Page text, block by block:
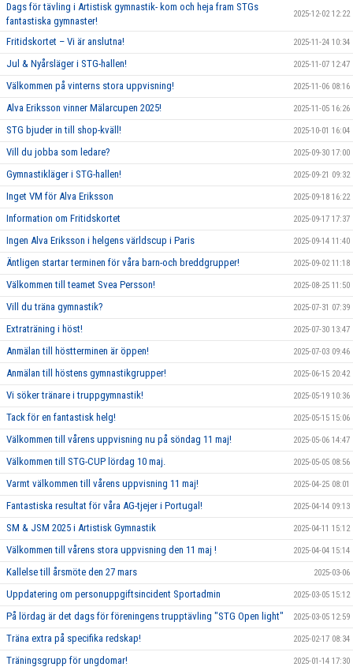
Dags för tävling i Artistisk gymnastik- kom och heja fram STGs
fantastiska gymnaster!
2025-12-02 12:22
Fritidskortet – Vi är anslutna! 2025-11-24 10:34
Jul & Nyårsläger i STG-hallen! 2025-11-07 12:47
Välkommen på vinterns stora uppvisning! 2025-11-06 08:16
Alva Eriksson vinner Mälarcupen 2025! 2025-11-05 16:26
STG bjuder in till shop-kväll! 2025-10-01 16:04
Vill du jobba som ledare? 2025-09-30 17:00
Gymnastikläger i STG-hallen! 2025-09-21 09:32
Inget VM för Alva Eriksson 2025-09-18 16:22
Information om Fritidskortet 2025-09-17 17:37
Ingen Alva Eriksson i helgens världscup i Paris 2025-09-14 11:40
Äntligen startar terminen för våra barn-och breddgrupper! 2025-09-02 11:18
Välkommen till teamet Svea Persson! 2025-08-25 11:50
Vill du träna gymnastik? 2025-07-31 07:39
Extraträning i höst! 2025-07-30 13:47
Anmälan till höstterminen är öppen! 2025-07-03 09:46
Anmälan till höstens gymnastikgrupper! 2025-06-15 20:42
Vi söker tränare i truppgymnastik! 2025-05-19 10:36
Tack för en fantastisk helg! 2025-05-15 15:06
Välkommen till vårens uppvisning nu på söndag 11 maj! 2025-05-06 14:47
Välkommen till STG-CUP lördag 10 maj. 2025-05-05 08:56
Varmt välkommen till vårens uppvisning 11 maj! 2025-04-25 08:01
Fantastiska resultat för våra AG-tjejer i Portugal! 2025-04-14 09:13
SM & JSM 2025 i Artistisk Gymnastik 2025-04-11 15:12
Välkommen till vårens stora uppvisning den 11 maj ! 2025-04-04 15:14
Kallelse till årsmöte den 27 mars 2025-03-06
Uppdatering om personuppgiftsincident Sportadmin 2025-03-05 15:12
På lördag är det dags för föreningens trupptävling "STG Open light" 2025-03-05 12:59
Träna extra på specifika redskap! 2025-02-17 08:34
Träningsgrupp för ungdomar! 2025-01-14 17:30